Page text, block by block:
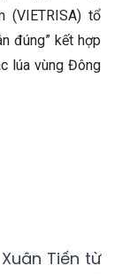
(VIETRISA) tổ
đúng” kết hợp
lúa vùng Đông
Tiến từ